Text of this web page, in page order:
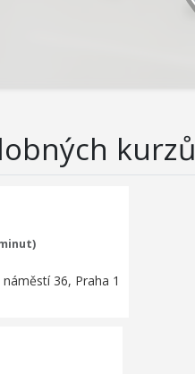
kurzů
náměstí 36, Praha 1